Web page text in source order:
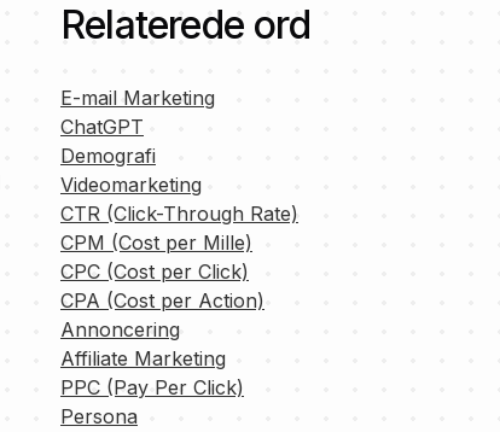
Relaterede ord
E-mail Marketing
ChatGPT
Demografi
Videomarketing
CTR (Click-Through Rate)
CPM (Cost per Mille)
CPC (Cost per Click)
CPA (Cost per Action)
Annoncering
Affiliate Marketing
PPC (Pay Per Click)
Persona